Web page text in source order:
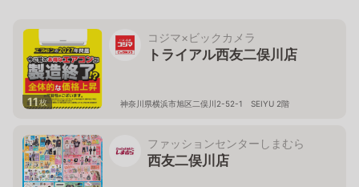
11枚
コジマ×ビックカメラ
トライアル西友二俣川店
神奈川県横浜市旭区二俣川2-52-1 SEIYU 2階
ファッションセンターしまむら
西友二俣川店